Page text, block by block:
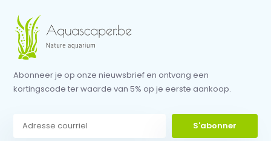
Abonneer je op onze nieuwsbrief en ontvang een
kortingscode ter waarde van 5% op je eerste aankoop.
S'abonner